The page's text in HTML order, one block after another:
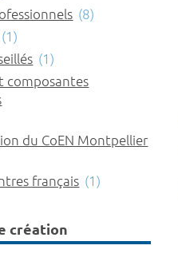
(8)
(1)
(1)
composantes
du CoEN Montpellier
français (1)
création